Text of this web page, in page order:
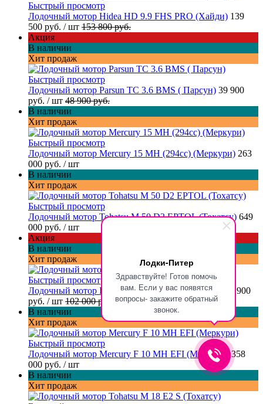
Лодки-Питер
Здравствуйте! Готов помочь
вам. Если у вас появятся
вопросы- закажите обратный
звонок.
Быстрый просмотр
Лодочный мотор Hidea HD 9.9 FHS PRO (Хайди) 139
500 руб. / шт 153 800 руб.
Акция
В наличии
Хит продаж
Быстрый просмотр
Лодочный мотор Parsun TC 3.6 BMS ( Парсун) 39 900
руб. / шт 48 900 руб.
В наличии
Хит продаж
Быстрый просмотр
Лодочный мотор Mercury 15 MH (294cc) (Меркури) 263
000 руб. / шт
В наличии
Хит продаж
Быстрый просмотр
Лодочный мотор Tohatsu M 50 D2 EPTOL (Тохатсу) 649
000 руб. / шт
Акция
В наличии
Хит продаж
Быстрый просмотр
Лодочный мотор Parsun F 6 ABMS-DC (Парсун)
89 900
руб. / шт 102 000 руб.
В наличии
Хит продаж
Быстрый просмотр
Лодочный мотор Mercury F 10 MH EFI (Меркури)
358
000 руб. / шт
В наличии
Хит продаж